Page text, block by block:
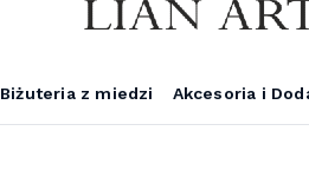
Biżuteria z miedzi Akcesoria i